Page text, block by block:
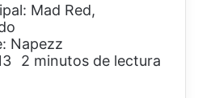
Mad Red,
2 minutos de lectura